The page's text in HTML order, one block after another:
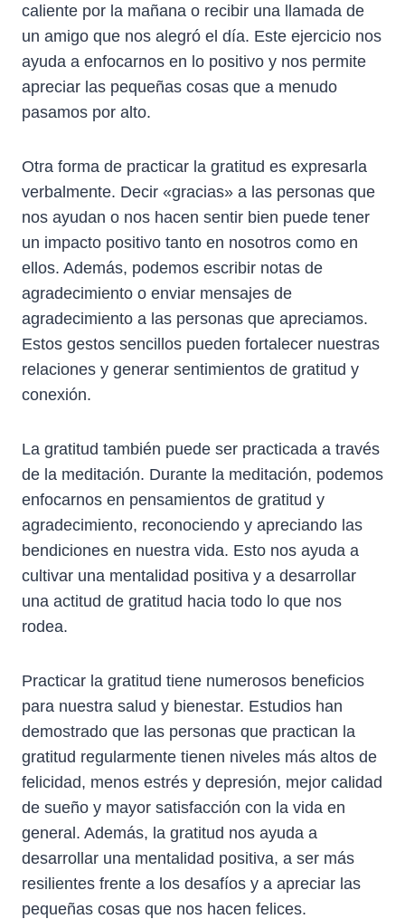
caliente por la mañana o recibir una llamada de
un amigo que nos alegró el día. Este ejercicio nos
ayuda a enfocarnos en lo positivo y nos permite
apreciar las pequeñas cosas que a menudo
pasamos por alto.
Otra forma de practicar la gratitud es expresarla
verbalmente. Decir «gracias» a las personas que
nos ayudan o nos hacen sentir bien puede tener
un impacto positivo tanto en nosotros como en
ellos. Además, podemos escribir notas de
agradecimiento o enviar mensajes de
agradecimiento a las personas que apreciamos.
Estos gestos sencillos pueden fortalecer nuestras
relaciones y generar sentimientos de gratitud y
conexión.
La gratitud también puede ser practicada a través
de la meditación. Durante la meditación, podemos
enfocarnos en pensamientos de gratitud y
agradecimiento, reconociendo y apreciando las
bendiciones en nuestra vida. Esto nos ayuda a
cultivar una mentalidad positiva y a desarrollar
una actitud de gratitud hacia todo lo que nos
rodea.
Practicar la gratitud tiene numerosos beneficios
para nuestra salud y bienestar. Estudios han
demostrado que las personas que practican la
gratitud regularmente tienen niveles más altos de
felicidad, menos estrés y depresión, mejor calidad
de sueño y mayor satisfacción con la vida en
general. Además, la gratitud nos ayuda a
desarrollar una mentalidad positiva, a ser más
resilientes frente a los desafíos y a apreciar las
pequeñas cosas que nos hacen felices.